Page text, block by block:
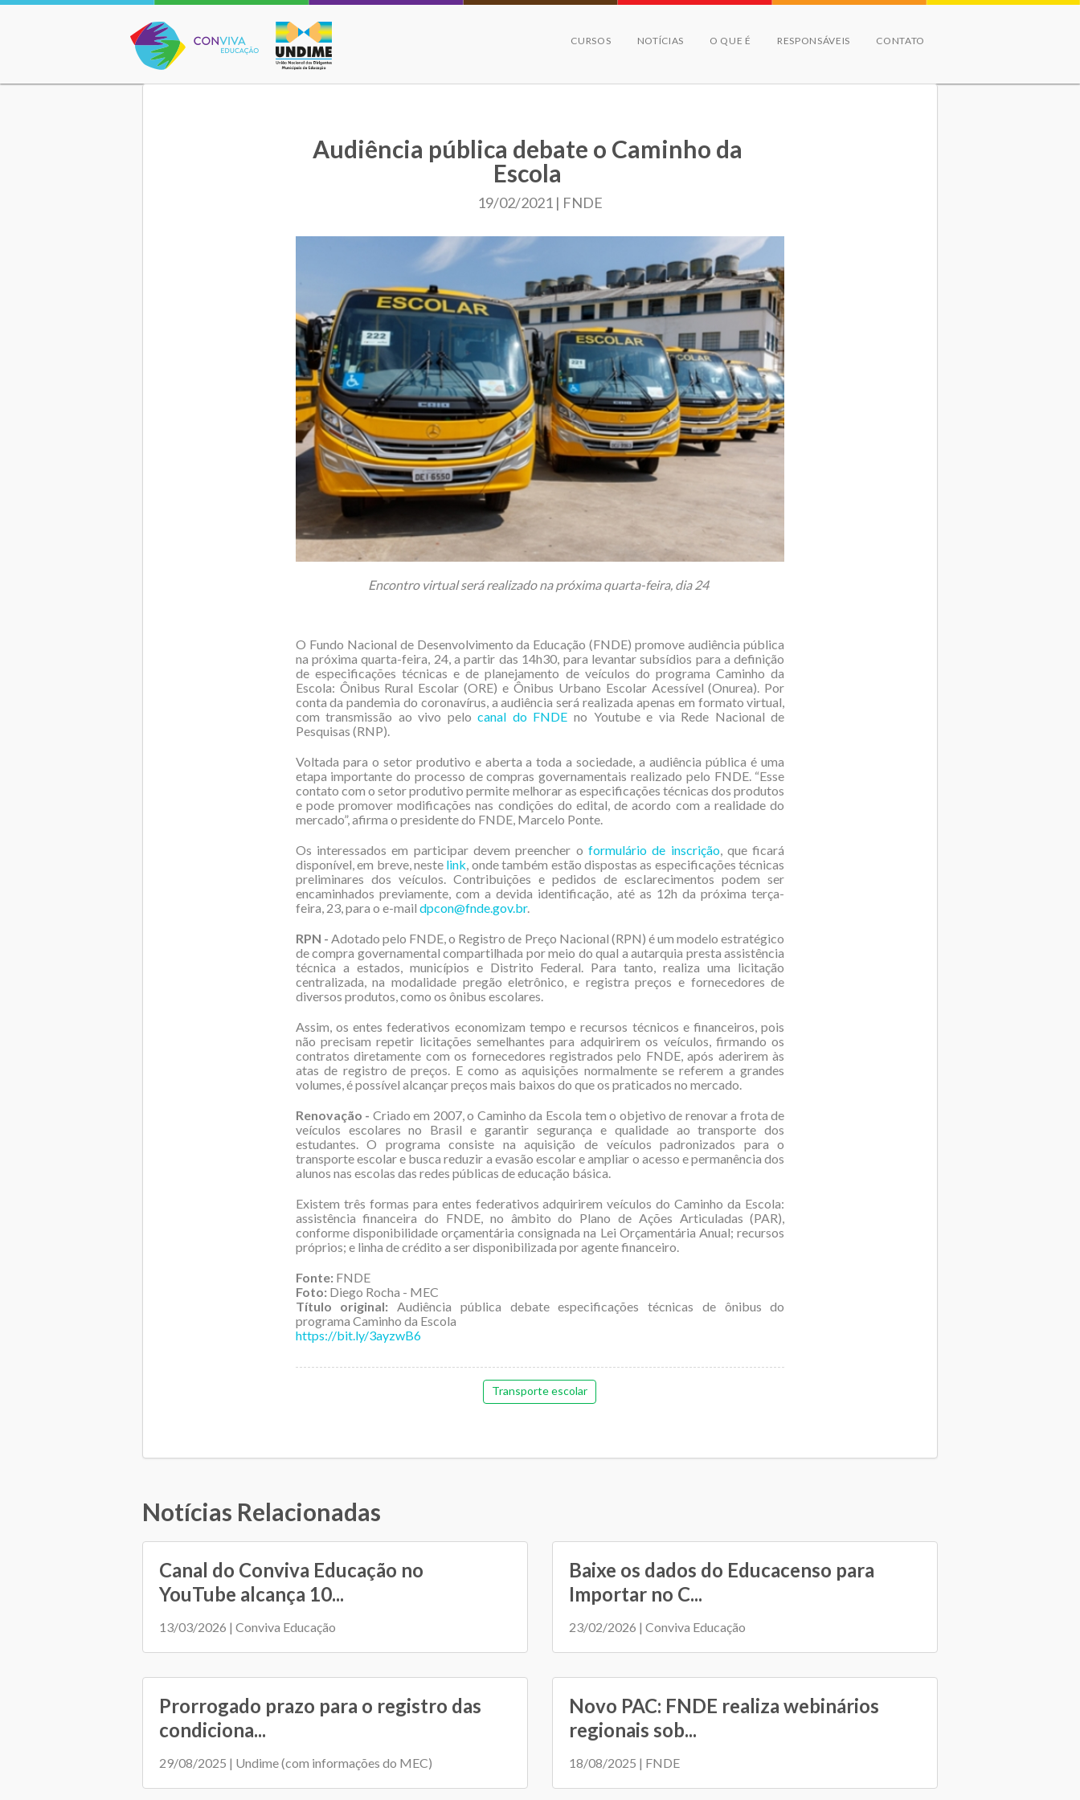
Conviva Educação
CURSOS NOTÍCIAS O QUE É RESPONSÁVEIS CONTATO
Audiência pública debate o Caminho da
Escola
19/02/2021 | FNDE
Encontro virtual será realizado na próxima quarta-feira, dia 24
O Fundo Nacional de Desenvolvimento da Educação (FNDE) promove audiência pública
na próxima quarta-feira, 24, a partir das 14h30, para levantar subsídios para a definição
de especificações técnicas e de planejamento de veículos do programa Caminho da
Escola: Ônibus Rural Escolar (ORE) e Ônibus Urbano Escolar Acessível (Onurea). Por
conta da pandemia do coronavírus, a audiência será realizada apenas em formato virtual,
com transmissão ao vivo pelocanal do FNDE no Youtube e via Rede Nacional de
Pesquisas (RNP).
Voltada para o setor produtivo e aberta a toda a sociedade, a audiência pública é uma
etapa importante do processo de compras governamentais realizado pelo FNDE. “Esse
contato com o setor produtivo permite melhorar as especificações técnicas dos produtos
e pode promover modificações nas condições do edital, de acordo com a realidade do
mercado”, afirma o presidente do FNDE, Marcelo Ponte.
Os interessados em participar devem preencher o formulário de inscrição, que ficará
disponível, em breve, neste link, onde também estão dispostas as especificações técnicas
preliminares dos veículos. Contribuições e pedidos de esclarecimentos podem ser
encaminhados previamente, com a devida identificação, até as 12h da próxima terça-
feira, 23, para o e-mail dpcon@fnde.gov.br.
RPN - Adotado pelo FNDE, o Registro de Preço Nacional (RPN) é um modelo estratégico
de compra governamental compartilhada por meio do qual a autarquia presta assistência
técnica a estados, municípios e Distrito Federal. Para tanto, realiza uma licitação
centralizada, na modalidade pregão eletrônico, e registra preços e fornecedores de
diversos produtos, como os ônibus escolares.
Assim, os entes federativos economizam tempo e recursos técnicos e financeiros, pois
não precisam repetir licitações semelhantes para adquirirem os veículos, firmando os
contratos diretamente com os fornecedores registrados pelo FNDE, após aderirem às
atas de registro de preços. E como as aquisições normalmente se referem a grandes
volumes, é possível alcançar preços mais baixos do que os praticados no mercado.
Renovação - Criado em 2007, o Caminho da Escola tem o objetivo de renovar a frota de
veículos escolares no Brasil e garantir segurança e qualidade ao transporte dos
estudantes. O programa consiste na aquisição de veículos padronizados para o
transporte escolar e busca reduzir a evasão escolar e ampliar o acesso e permanência dos
alunos nas escolas das redes públicas de educação básica.
Existem três formas para entes federativos adquirirem veículos do Caminho da Escola:
assistência financeira do FNDE, no âmbito do Plano de Ações Articuladas (PAR),
conforme disponibilidade orçamentária consignada na Lei Orçamentária Anual; recursos
próprios; e linha de crédito a ser disponibilizada por agente financeiro.
Fonte: FNDE
Foto: Diego Rocha - MEC
Título original: Audiência pública debate especificações técnicas de ônibus do
programa Caminho da Escola
https://bit.ly/3ayzwB6
Transporte escolar
Notícias Relacionadas
Canal do Conviva Educação no
YouTube alcança 10...
13/03/2026 | Conviva Educação
Baixe os dados do Educacenso para
Importar no C...
23/02/2026 | Conviva Educação
Prorrogado prazo para o registro das
condiciona...
29/08/2025 | Undime (com informações do MEC)
Novo PAC: FNDE realiza webinários
regionais sob...
18/08/2025 | FNDE